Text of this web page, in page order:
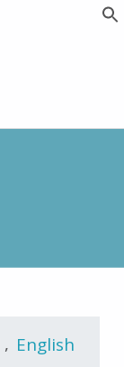
, English